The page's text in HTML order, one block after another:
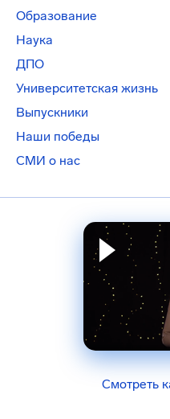
Образование
Наука
ДПО
Университетская жизнь
Выпускники
Наши победы
СМИ о нас
Смотреть